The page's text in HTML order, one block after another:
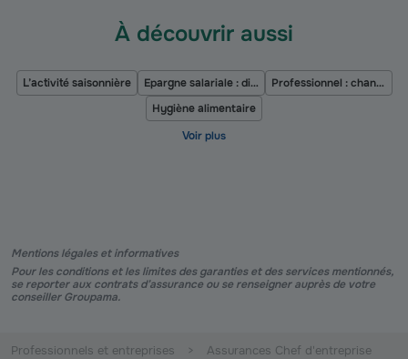
À découvrir aussi
L’activité saisonnière Epargne salariale : dispositif de partage de la valeur
Professionnel : changer d'assurance emprunteur
Hygiène alimentaire
Mentions légales et informatives
Pour les conditions et les limites des garanties et des services mentionnés,
se reporter aux contrats d’assurance ou se renseigner auprès de votre
conseiller Groupama.
Professionnels et entreprises Assurances Chef d'entreprise